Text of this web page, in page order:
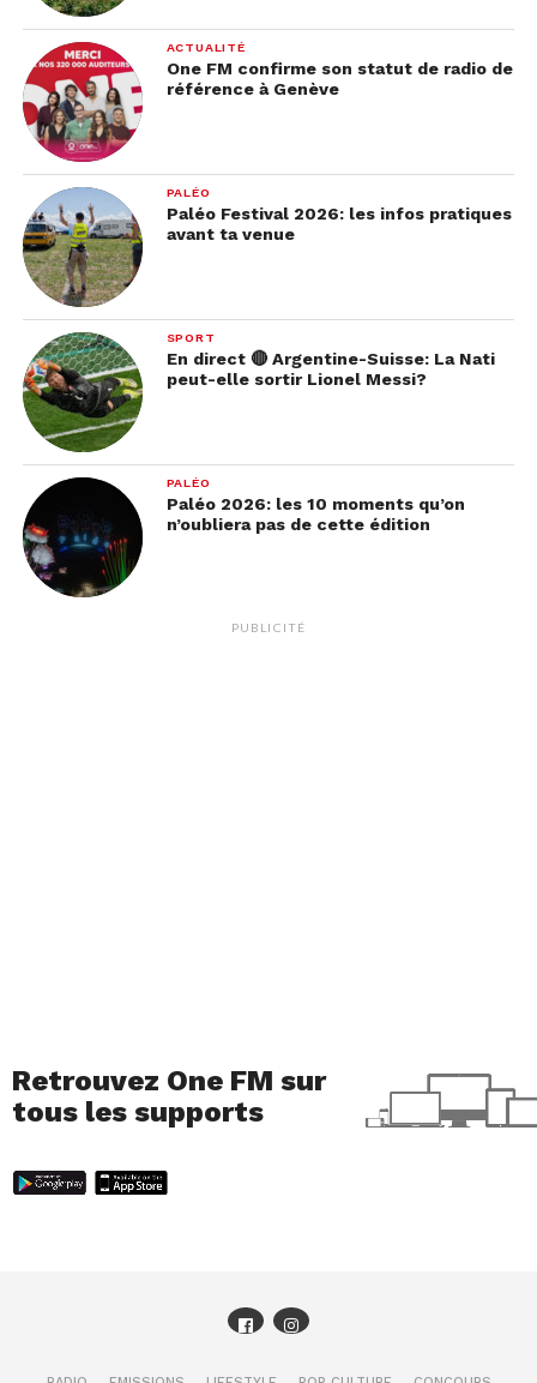
ACTUALITÉ
One FM confirme son statut de radio de
référence à Genève
PALÉO
Paléo Festival 2026: les infos pratiques
avant ta venue
SPORT
En direct 🔴 Argentine-Suisse: La Nati
peut-elle sortir Lionel Messi?
PALÉO
Paléo 2026: les 10 moments qu’on
n’oubliera pas de cette édition
PUBLICITÉ
Retrouvez One FM sur
tous les supports